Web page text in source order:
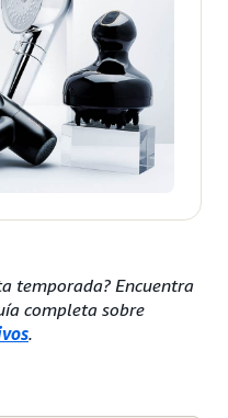
temporada? Encuentra
completa sobre
.